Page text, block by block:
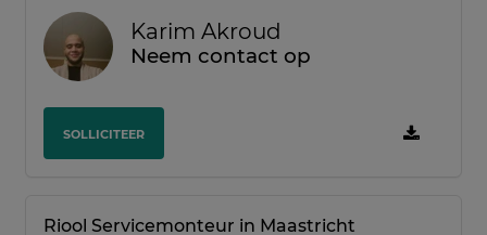
Karim Akroud
Neem contact op
SOLLICITEER
Riool Servicemonteur in Maastricht